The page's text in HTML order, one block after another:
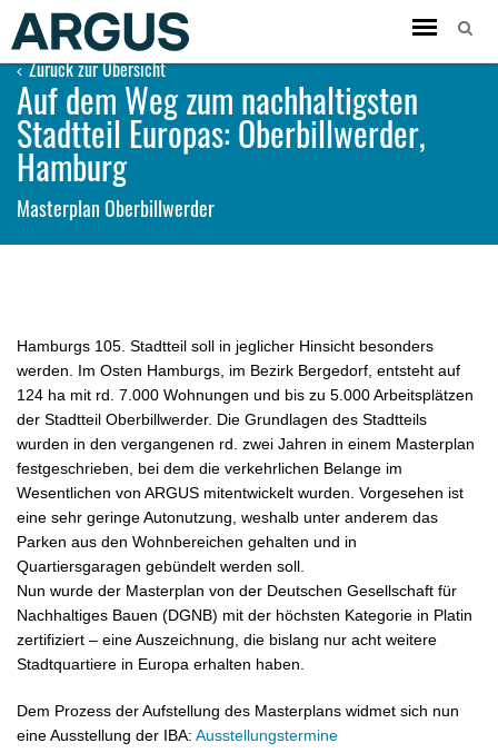
Toggle
Zurück zur Übersicht
Auf dem Weg zum nachhaltigsten
Stadtteil Europas: Oberbillwerder,
Hamburg
Masterplan Oberbillwerder
Hamburgs 105. Stadtteil soll in jeglicher Hinsicht besonders
werden. Im Osten Hamburgs, im Bezirk Bergedorf, entsteht auf
124 ha mit rd. 7.000 Wohnungen und bis zu 5.000 Arbeitsplätzen
der Stadtteil Oberbillwerder. Die Grundlagen des Stadtteils
wurden in den vergangenen rd. zwei Jahren in einem Masterplan
festgeschrieben, bei dem die verkehrlichen Belange im
Wesentlichen von ARGUS mitentwickelt wurden. Vorgesehen ist
eine sehr geringe Autonutzung, weshalb unter anderem das
Parken aus den Wohnbereichen gehalten und in
Quartiersgaragen gebündelt werden soll.
Nun wurde der Masterplan von der Deutschen Gesellschaft für
Nachhaltiges Bauen (DGNB) mit der höchsten Kategorie in Platin
zertifiziert – eine Auszeichnung, die bislang nur acht weitere
Stadtquartiere in Europa erhalten haben.
Dem Prozess der Aufstellung des Masterplans widmet sich nun
eine Ausstellung der IBA: Ausstellungstermine